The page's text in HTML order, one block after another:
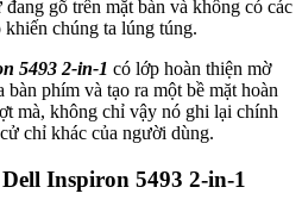
gõ trên mặt bàn và không có các
chúng ta lúng túng.
5493 2-in-1 có lớp hoàn thiện mờ
phím và tạo ra một bề mặt hoàn
mà, không chỉ vậy nó ghi lại chính
chỉ khác của người dùng.
Inspiron 5493 2-in-1